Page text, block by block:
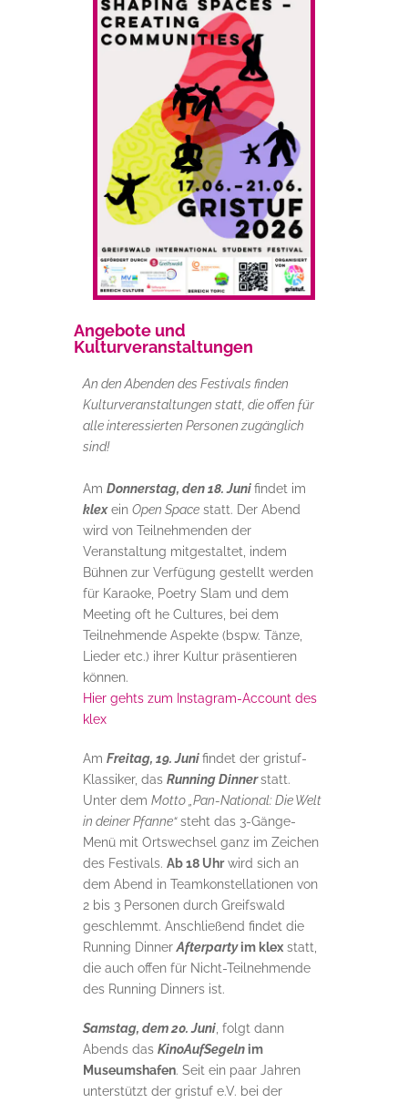
Angebote und
Kulturveranstaltungen
An den Abenden des Festivals finden
Kulturveranstaltungen statt, die offen für
alle interessierten Personen zugänglich
sind!
Am Donnerstag, den 18. Junifindet im
klexein Open Spacestatt. Der Abend
wird von Teilnehmenden der
Veranstaltung mitgestaltet, indem
Bühnen zur Verfügung gestellt werden
für Karaoke, Poetry Slam und dem
Meeting oft he Cultures, bei dem
Teilnehmende Aspekte (bspw. Tänze,
Lieder etc.) ihrer Kultur präsentieren
können.
Hier gehts zum Instagram-Account des
klex
Am Freitag, 19. Junifindet der gristuf-
Klassiker, das Running Dinnerstatt.
Unter dem Motto „Pan-National: Die Welt
in deiner Pfanne“steht das 3-Gänge-
Menü mit Ortswechsel ganz im Zeichen
des Festivals. Ab 18 Uhrwird sich an
dem Abend in Teamkonstellationen von
2 bis 3 Personen durch Greifswald
geschlemmt. Anschließend findet die
Running DinnerAfterpartyim klexstatt,
die auch offen für Nicht-Teilnehmende
des Running Dinners ist.
Samstag, dem 20. Juni, folgt dann
Abends das KinoAufSegelnim
Museumshafen. Seit ein paar Jahren
unterstützt der gristuf e.V. bei der